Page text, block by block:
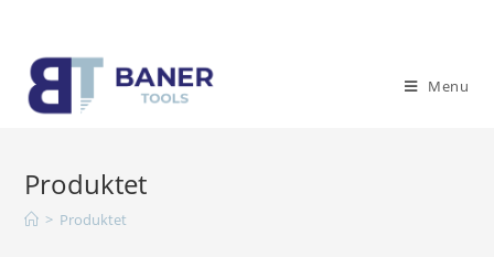
Menu
Produktet
> Produktet